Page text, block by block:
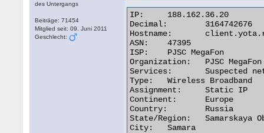
des Untergangs
Beiträge: 71454
Mitglied seit: 09. Juni 2011
Geschlecht:
IP:	188.162.36.20
Decimal:	3164742676
Hostname:	client.yota.ru
ASN:	47395
ISP:	PJSC MegaFon
Organization:	PJSC MegaFon
Services:	Suspected network sharing device
Type:	Wireless Broadband
Assignment:	Static IP
Continent:	Europe
Country:	Russia
State/Region:	Samarskaya Oblast'
City:	Samara